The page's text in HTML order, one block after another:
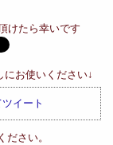
けたら幸いです
にお使いください↓
イート
ださい。